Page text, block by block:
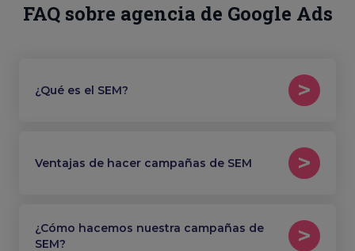
FAQ sobre agencia de Google Ads
¿Qué es el SEM?
Ventajas de hacer campañas de SEM
¿Cómo hacemos nuestra campañas de
SEM?